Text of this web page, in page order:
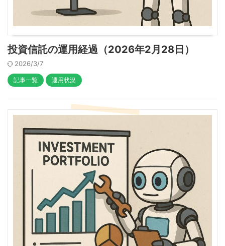
投資信託の運用経過（2026年2月28日）
2026/3/7
記事一覧 運用状況